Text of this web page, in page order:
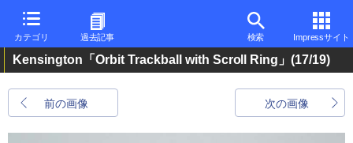
カテゴリ 過去記事 検索 Impressサイト
Kensington「Orbit Trackball with Scroll Ring」(17/19)
前の画像 次の画像